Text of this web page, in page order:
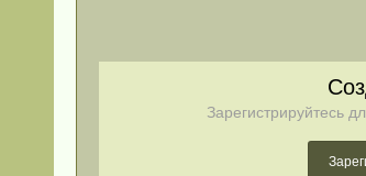
Зарегистрируйтесь